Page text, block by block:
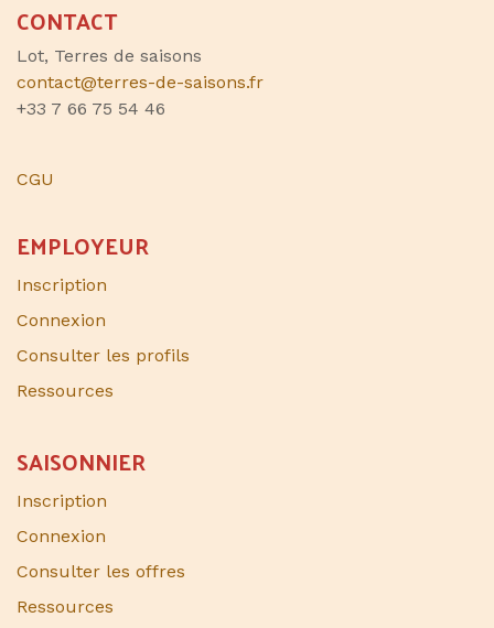
CONTACT
Lot, Terres de saisons
contact@terres-de-saisons.fr
+33 7 66 75 54 46
CGU
EMPLOYEUR
Inscription
Connexion
Consulter les profils
Ressources
SAISONNIER​
Inscription
Connexion
Consulter les offres
Ressources